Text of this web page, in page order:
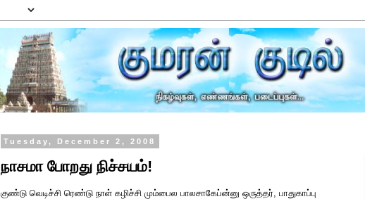
Tuesday, December 2, 2008
நாசமா போறது நிச்சயம்!
குண்டு வெடிச்சி ரெண்டு நாள் கழிச்சி மும்பைல பாலசாகேப்ன்னு ஒருத்தர், பாதுகாப்பு